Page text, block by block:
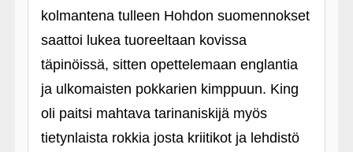
kolmantena tulleen Hohdon suomennokset
saattoi lukea tuoreeltaan kovissa
täpinöissä, sitten opettelemaan englantia
ja ulkomaisten pokkarien kimppuun. King
oli paitsi mahtava tarinaniskijä myös
tietynlaista rokkia josta kriitikot ja lehdistö